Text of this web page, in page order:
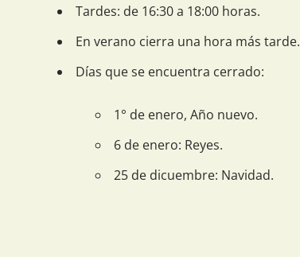
Tardes: de 16:30 a 18:00 horas.
En verano cierra una hora más tarde.
Días que se encuentra cerrado:
1° de enero, Año nuevo.
6 de enero: Reyes.
25 de dicuembre: Navidad.